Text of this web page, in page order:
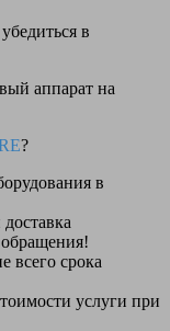
в
аппарат на
?
в
!
всего срока
услуги при